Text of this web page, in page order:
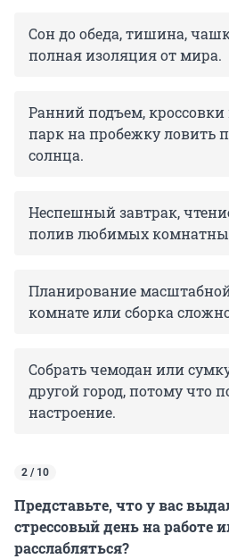
Сон до обеда, тишина,
полная изоляция от мира.
Ранний подъем, кроссовки
парк на пробежку ловить
солнца.
Неспешный завтрак,
полив любимых
Планирование
комнате или сборка
Собрать чемодан или
другой город, потому что
настроение.
2 / 10
Представьте, что у вас
стрессовый день на работе
расслабляться?